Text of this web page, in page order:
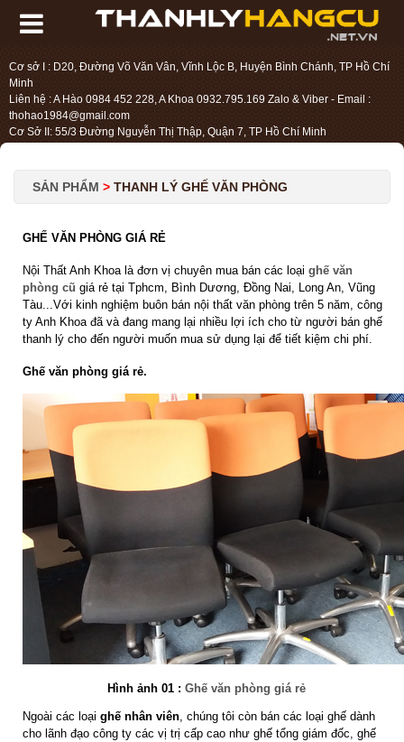
Cơ sở I : D20, Đường Võ Văn Vân, Vĩnh Lộc B, Huyện Bình Chánh, TP Hồ Chí
Minh
Liên hệ : A Hào 0984 452 228, A Khoa 0932.795.169 Zalo & Viber - Email :
thohao1984@gmail.com
Cơ Sở II: 55/3 Đường Nguyễn Thị Thập, Quận 7, TP Hồ Chí Minh
SẢN PHẨM > THANH LÝ GHẾ VĂN PHÒNG
GHẾ VĂN PHÒNG GIÁ RẺ
Nội Thất Anh Khoa là đơn vị chuyên mua bán các loại ghế văn
phòng cũ giá rẻ tại Tphcm, Bình Dương, Đồng Nai, Long An, Vũng
Tàu...Với kinh nghiệm buôn bán nội thất văn phòng trên 5 năm, công
ty Anh Khoa đã và đang mang lại nhiều lợi ích cho từ người bán ghế
thanh lý cho đến người muốn mua sử dụng lại để tiết kiệm chi phí.
Ghế văn phòng giá rẻ.
Hình ảnh 01 : Ghế văn phòng giá rẻ
Ngoài các loại ghế nhân viên , chúng tôi còn bán các loại ghế dành
cho lãnh đạo công ty các vị trị cấp cao như ghế tổng giám đốc, ghế